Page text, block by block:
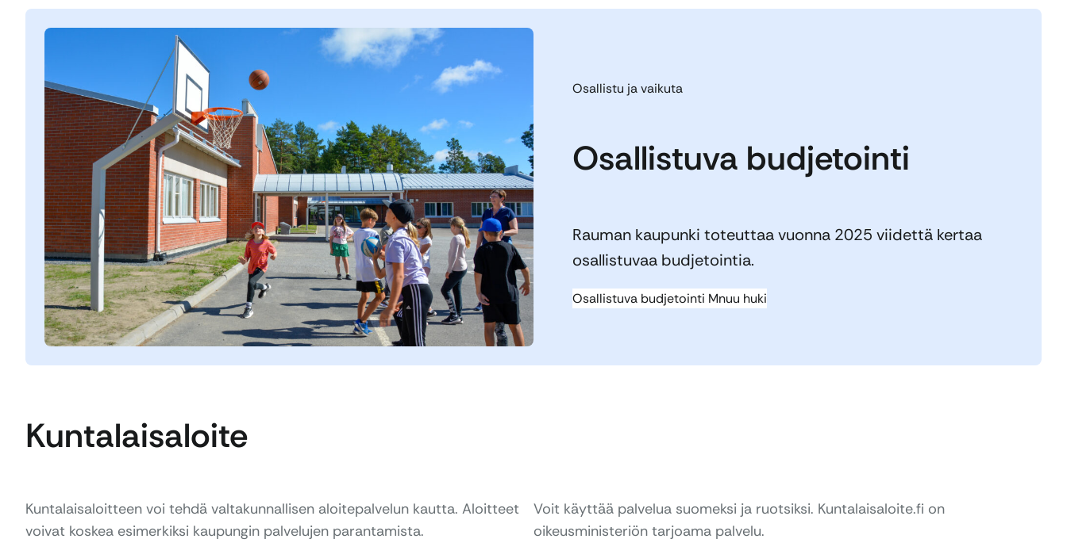
Osallistu ja vaikuta
Osallistuva budjetointi
Rauman kaupunki toteuttaa vuonna 2025 viidettä kertaa
osallistuvaa budjetointia.
Osallistuva budjetointi Mnuu huki
Kuntalaisaloite
Kuntalaisaloitteen voi tehdä valtakunnallisen aloitepalvelun kautta. Aloitteet
voivat koskea esimerkiksi kaupungin palvelujen parantamista.
Voit käyttää palvelua suomeksi ja ruotsiksi. Kuntalaisaloite.fi on
oikeusministeriön tarjoama palvelu.